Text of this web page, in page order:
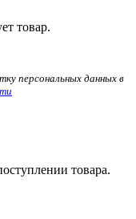
товар.
персональных данных в
товара.